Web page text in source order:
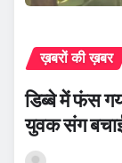
ख़बरों की ख़बर
डिब्बे में फंस
युवक संग